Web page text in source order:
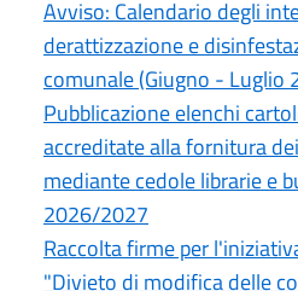
Avviso: Calendario degli
derattizzazione e
comunale (Giugno - Luglio
Pubblicazione elenchi
accreditate alla fornitura
mediante cedole librarie e
2026/2027
Raccolta firme per
"Divieto di modifica delle